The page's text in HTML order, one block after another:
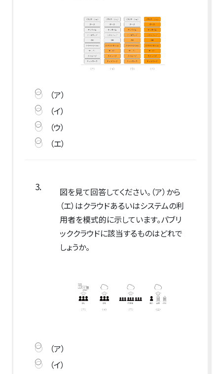
（ア）
（イ）
（ウ）
（エ）
3.
図を見て回答してください。（ア）から
（エ）はクラウドあるいはシステムの利
用者を模式的に示しています。パブリ
ッククラウドに該当するものはどれで
しょうか。
（ア）
（イ）